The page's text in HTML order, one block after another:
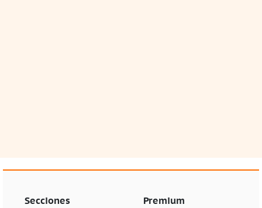
Secciones Premium